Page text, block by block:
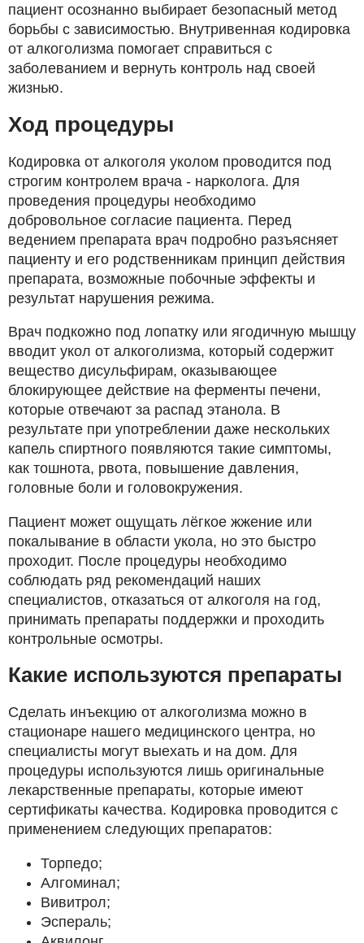
пациент осознанно выбирает безопасный метод
борьбы с зависимостью. Внутривенная кодировка
от алкоголизма помогает справиться с
заболеванием и вернуть контроль над своей
жизнью.
Ход процедуры
Кодировка от алкоголя уколом проводится под
строгим контролем врача - нарколога. Для
проведения процедуры необходимо
добровольное согласие пациента. Перед
ведением препарата врач подробно разъясняет
пациенту и его родственникам принцип действия
препарата, возможные побочные эффекты и
результат нарушения режима.
Врач подкожно под лопатку или ягодичную мышцу
вводит укол от алкоголизма, который содержит
вещество дисульфирам, оказывающее
блокирующее действие на ферменты печени,
которые отвечают за распад этанола. В
результате при употреблении даже нескольких
капель спиртного появляются такие симптомы,
как тошнота, рвота, повышение давления,
головные боли и головокружения.
Пациент может ощущать лёгкое жжение или
покалывание в области укола, но это быстро
проходит. После процедуры необходимо
соблюдать ряд рекомендаций наших
специалистов, отказаться от алкоголя на год,
принимать препараты поддержки и проходить
контрольные осмотры.
Какие используются препараты
Сделать инъекцию от алкоголизма можно в
стационаре нашего медицинского центра, но
специалисты могут выехать и на дом. Для
процедуры используются лишь оригинальные
лекарственные препараты, которые имеют
сертификаты качества. Кодировка проводится с
применением следующих препаратов:
Торпедо;
Алгоминал;
Вивитрол;
Эспераль;